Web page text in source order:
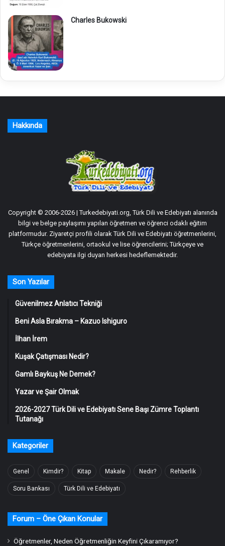
Charles Bukowski
Hakkında
Copyright © 2006-2026 | Turkedebiyati.org, Türk Dili ve Edebiyatı alanında
bilgi ve belge paylaşımı yapılan öğretmen ve öğrenci odaklı eğitim
platformudur. Ziyaretçi profili olarak Türk Dili ve Edebiyatı öğretmenlerini,
Türkçe öğretmenlerini, ortaokul ve lise öğrencilerini; Türkçeye ve
edebiyata ilgi duyan herkesi hedeflemektedir.
Son Yazılar
Güvenilmez Anlatıcı Tekniği
Beni Asla Bırakma – Kazuo Ishiguro
İlhan İrem
Kuşak Çatışması Nedir?
Gamlı Baykuş Ne Demek?
Yazar ve Şair Olmak
2026-2027 Türk Dili ve Edebiyatı Sene Başı Zümre Toplantı
Tutanağı
Kategoriler
Genel Kimdir? Kitap Makale Nedir? Rehberlik
Soru Bankası Türk Dili ve Edebiyatı
Forum – Öne Çıkan Konular
Öğretmenler, Neden Öğretmenliğin Keyfini Çıkaramıyor?